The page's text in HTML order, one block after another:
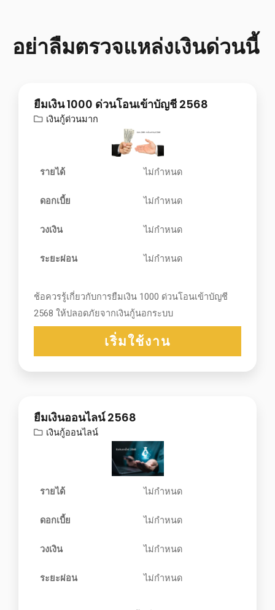
อย่าลืมตรวจแหล่งเงินด่วนนี้
ยืมเงิน 1000 ด่วนโอนเข้าบัญชี 2568
เงินกู้ด่วนมาก
รายได้ ไม่กำหนด
ดอกเบี้ย ไม่กำหนด
วงเงิน ไม่กำหนด
ระยะผ่อน ไม่กำหนด
ช้อควรรู้เกี่ยวกับการยืมเงิน 1000 ด่วนโอนเข้าบัญชี
2568 ให้ปลอดภัยจากเงินกู้นอกระบบ
เริ่มใช้งาน
ยืมเงินออนไลน์ 2568
เงินกู้ออนไลน์
รายได้ ไม่กำหนด
ดอกเบี้ย ไม่กำหนด
วงเงิน ไม่กำหนด
ระยะผ่อน ไม่กำหนด